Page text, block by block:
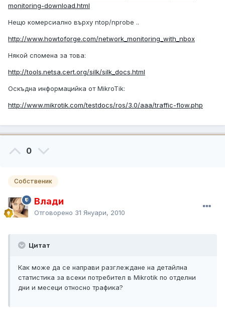
monitoring-download.html
Нещо комерсиално върху ntop/nprobe ..
http://www.howtoforge.com/network_monitoring_with_nbox
Някой спомена за това:
http://tools.netsa.cert.org/silk/silk_docs.html
Оскъдна информацийка от MikroTik:
http://www.mikrotik.com/testdocs/ros/3.0/aaa/traffic-flow.php
0
Собственик
Влади
Отговорено 31 Януари, 2010
Цитат
Как може да се направи разглеждане на детайлна
статистика за всеки потребител в Mikrotik по отделни
дни и месеци относно трафика?